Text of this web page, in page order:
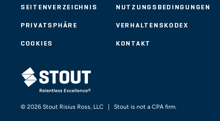
SEITENVERZEICHNIS NUTZUNGSBEDINGUNGEN
PRIVATSPHÄRE VERHALTENSKODEX
COOKIES KONTAKT
STOUT LOGO
© 2026 Stout Risius Ross, LLC | Stout is not a CPA firm.